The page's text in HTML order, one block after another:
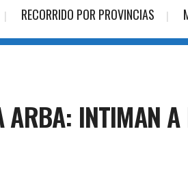
RECORRIDO POR PROVINCIAS
ARBA: INTIMAN